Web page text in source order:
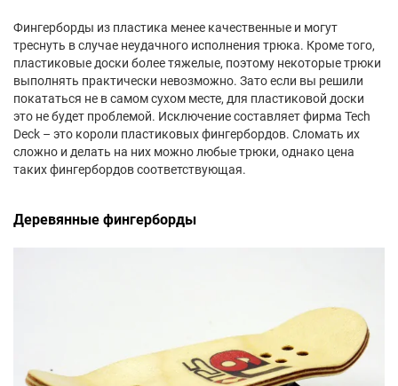
Фингерборды из пластика менее качественные и могут
треснуть в случае неудачного исполнения трюка. Кроме того,
пластиковые доски более тяжелые, поэтому некоторые трюки
выполнять практически невозможно. Зато если вы решили
покататься не в самом сухом месте, для пластиковой доски
это не будет проблемой. Исключение составляет фирма Tech
Deck – это короли пластиковых фингербордов. Сломать их
сложно и делать на них можно любые трюки, однако цена
таких фингербордов соответствующая.
Деревянные фингерборды